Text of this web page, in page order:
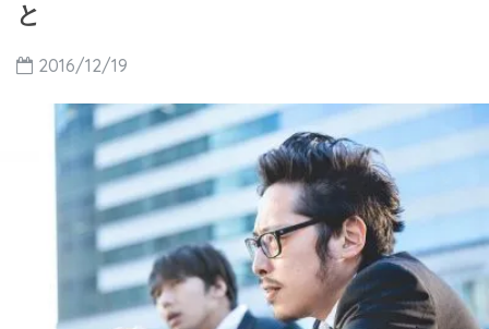
と
2016/12/19